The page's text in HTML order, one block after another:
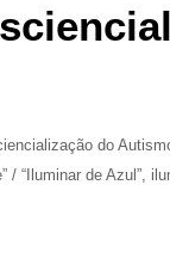
do
/ “Iluminar de Azul”,